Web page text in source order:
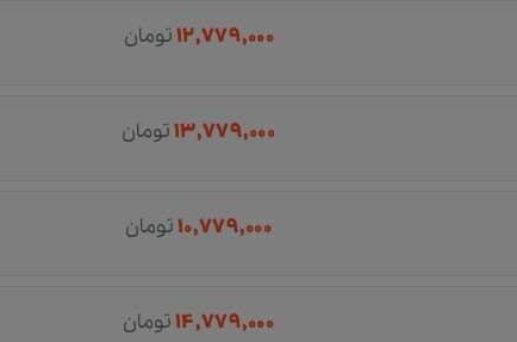
۱۲,۷۷۹,۰۰۰تومان
۱۳,۷۷۹,۰۰۰تومان
۱۰,۷۷۹,۰۰۰تومان
۱۴,۷۷۹,۰۰۰تومان